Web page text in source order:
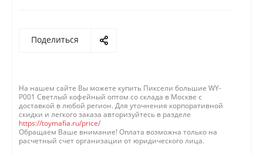
Поделиться
На нашем сайте Вы можете купить Пиксели большие WY-
P001 Светлый кофейный оптом со склада в Москве с
доставкой в любой регион. Для уточнения корпоративной
скидки и легкого заказа авторизуйтесь в разделе
https://toymafia.ru/price/
Обращаем Ваше внимание! Оплата возможна только на
расчетный счет организации от юридического лица.